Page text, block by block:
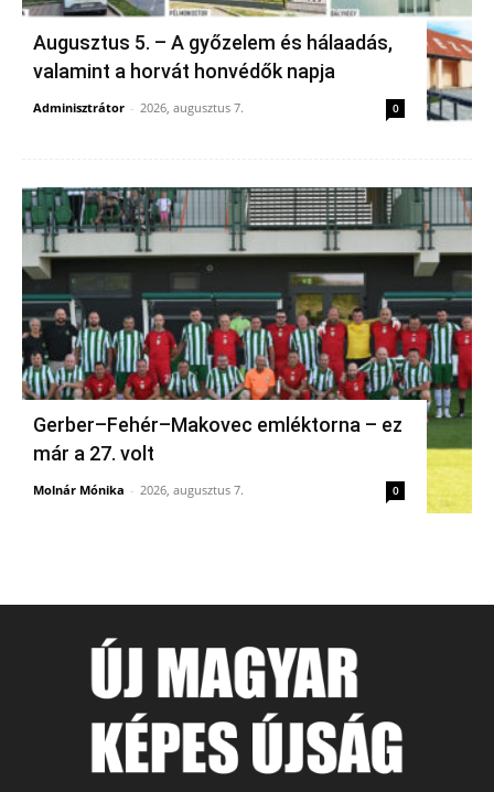
Augusztus 5. – A győzelem és hálaadás,
valamint a horvát honvédők napja
Adminisztrátor - 2026, augusztus 7. 0
Gerber–Fehér–Makovec emléktorna – ez
már a 27. volt
Molnár Mónika - 2026, augusztus 7. 0